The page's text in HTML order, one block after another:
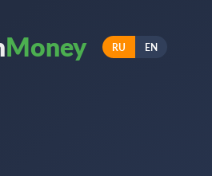
Money RU EN